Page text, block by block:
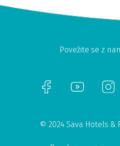
Povežite se z
© 2024 Sava Hotels &